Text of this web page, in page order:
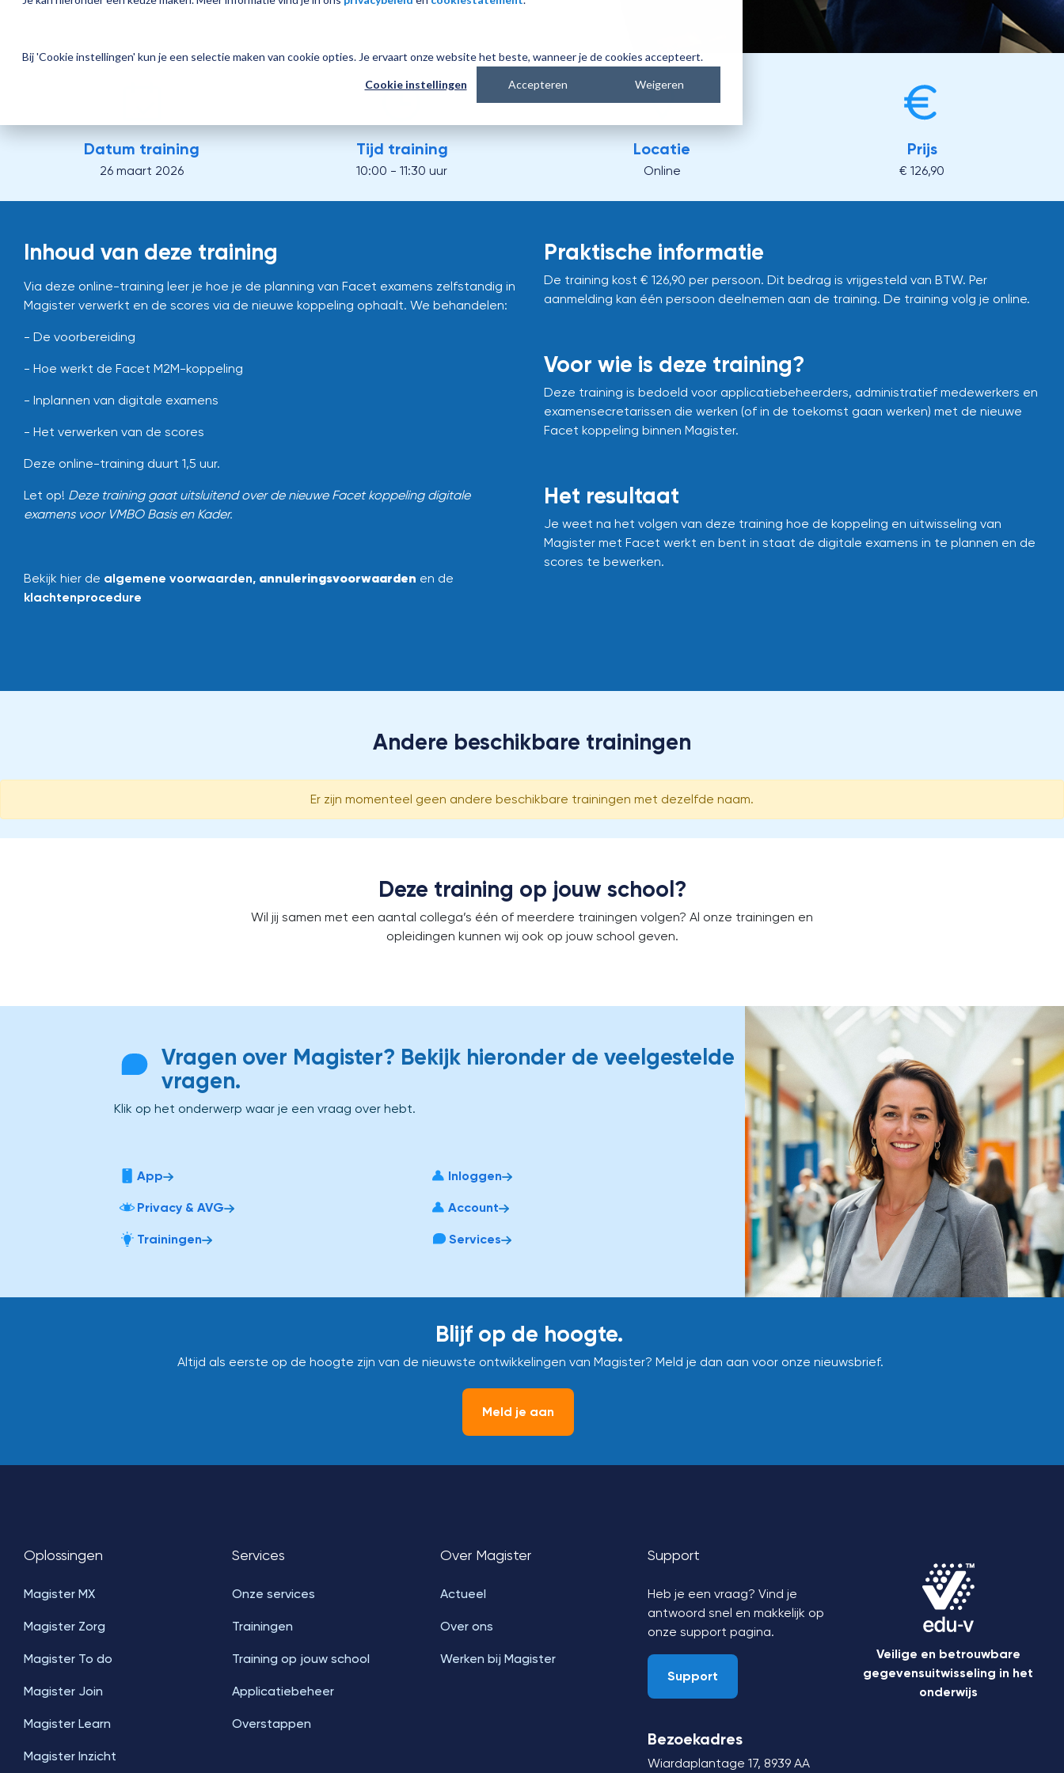
Bij 'Cookie instellingen' kun je een selectie maken van cookie opties. Je ervaart onze website het beste, wanneer je de cookies accepteert.
Cookie instellingen Accepteren Weigeren
Datum training
26 maart 2026
Tijd training
10:00 - 11:30 uur
Locatie
Online
Prijs
€ 126,90
Inhoud van deze training
Via deze online-training leer je hoe je de planning van Facet examens zelfstandig in
Magister verwerkt en de scores via de nieuwe koppeling ophaalt. We behandelen:
- De voorbereiding
- Hoe werkt de Facet M2M-koppeling
- Inplannen van digitale examens
- Het verwerken van de scores
Deze online-training duurt 1,5 uur.
Let op! Deze training gaat uitsluitend over de nieuwe Facet koppeling digitale
examens voor VMBO Basis en Kader.
Bekijk hier de algemene voorwaarden, annuleringsvoorwaarden en de
klachtenprocedure
Praktische informatie
De training kost € 126,90 per persoon. Dit bedrag is vrijgesteld van BTW. Per
aanmelding kan één persoon deelnemen aan de training. De training volg je online.
Voor wie is deze training?
Deze training is bedoeld voor applicatiebeheerders, administratief medewerkers en
examensecretarissen die werken (of in de toekomst gaan werken) met de nieuwe
Facet koppeling binnen Magister.
Het resultaat
Je weet na het volgen van deze training hoe de koppeling en uitwisseling van
Magister met Facet werkt en bent in staat de digitale examens in te plannen en de
scores te bewerken.
Andere beschikbare trainingen
Er zijn momenteel geen andere beschikbare trainingen met dezelfde naam.
Deze training op jouw school?
Wil jij samen met een aantal collega’s één of meerdere trainingen volgen? Al onze trainingen en
opleidingen kunnen wij ook op jouw school geven.
Vragen over Magister? Bekijk hieronder de veelgestelde
vragen.
Klik op het onderwerp waar je een vraag over hebt.
App Inloggen
Privacy & AVG Account
Trainingen Services
Blijf op de hoogte.
Altijd als eerste op de hoogte zijn van de nieuwste ontwikkelingen van Magister? Meld je dan aan voor onze nieuwsbrief.
Meld je aan
Oplossingen
Magister MX
Magister Zorg
Magister To do
Magister Join
Magister Learn
Magister Inzicht
Services
Onze services
Trainingen
Training op jouw school
Applicatiebeheer
Overstappen
Over Magister
Actueel
Over ons
Werken bij Magister
Support
Heb je een vraag? Vind je
antwoord snel en makkelijk op
onze support pagina.
Support
Bezoekadres
Wiardaplantage 17, 8939 AA
Veilige en betrouwbare
gegevensuitwisseling in het
onderwijs